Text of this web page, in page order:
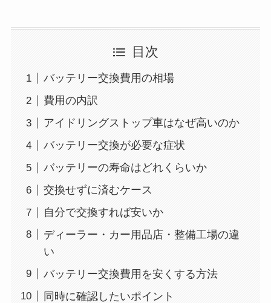
目次
バッテリー交換費用の相場
費用の内訳
アイドリングストップ車はなぜ高いのか
バッテリー交換が必要な症状
バッテリーの寿命はどれくらいか
交換せずに済むケース
自分で交換すれば安いか
ディーラー・カー用品店・整備工場の違
い
バッテリー交換費用を安くする方法
同時に確認したいポイント